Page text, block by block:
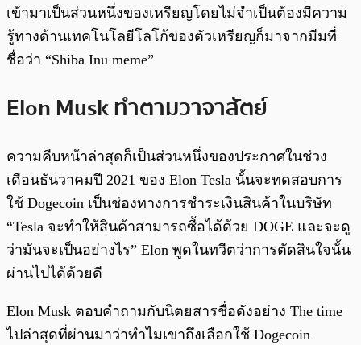
เข้ามาเป็นส่วนหนึ่งของเหรียญโดยไม่จำเป็นต้องมีความ
รู้ทางด้านเทคโนโลยีโลโก้ของตัวเหรียญก็มาจากมีมที่
ชื่อว่า “Shiba Inu meme”
Elon Musk ทำตามวาจาสัตย์
ความคืบหน้าล่าสุดก็เป็นส่วนหนึ่งของประกาศในช่วง
เดือนธันวาคมปี 2021 ของ Elon Tesla นั้นจะทดสอบการ
ใช้ Dogecoin เป็นช่องทางการชำระเงินสินค้าในบริษัท
“Tesla จะทำให้สินค้าสามารถซื้อได้ด้วย DOGE และจะดู
ว่ามันจะเป็นอย่างไร” Elon พูดในทวีตว่าการตัดสินใจนั้น
ผ่านไปได้ด้วยดี
Elon Musk ตอบคำถามกับนิตยสารชื่อดังอย่าง The time
ไปล่าสุดที่ผ่านมาว่าทำไมเขาถึงเลือกใช้ Dogecoin